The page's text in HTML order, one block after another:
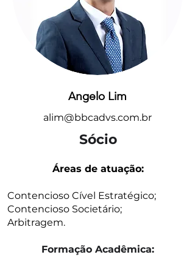
Angelo Lim
alim@bbcadvs.com.br
Sócio
Áreas de atuação:
Contencioso Cível Estratégico;
Contencioso Societário;
Arbitragem.
Formação Acadêmica: